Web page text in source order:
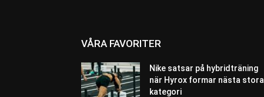
VÅRA FAVORITER
Nike satsar på hybridträning
när Hyrox formar nästa stora
kategori